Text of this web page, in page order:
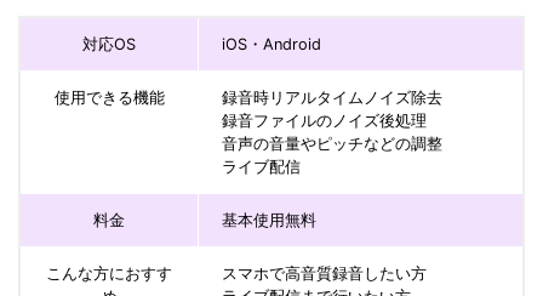
対応OS iOS・Android
使用できる機能
録音時リアルタイムノイズ除去
録音ファイルのノイズ後処理
音声の音量やピッチなどの調整
ライブ配信
料金 基本使用無料
こんな方におすす
スマホで高音質録音したい方